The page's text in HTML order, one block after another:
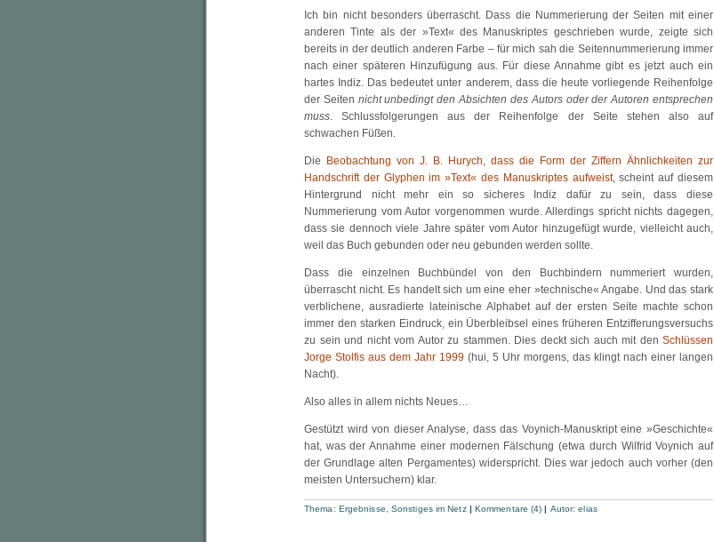
Ich bin nicht besonders überrascht. Dass die Nummerierung der Seiten mit einer
anderen Tinte als der »Text« des Manuskriptes geschrieben wurde, zeigte sich
bereits in der deutlich anderen Farbe – für mich sah die Seitennummerierung immer
nach einer späteren Hinzufügung aus. Für diese Annahme gibt es jetzt auch ein
hartes Indiz. Das bedeutet unter anderem, dass die heute vorliegende Reihenfolge
der Seiten nicht unbedingt den Absichten des Autors oder der Autoren entsprechen
muss. Schlussfolgerungen aus der Reihenfolge der Seite stehen also auf
schwachen Füßen.
Die
Beobachtung von J. B. Hurych, dass die Form der Ziffern Ähnlichkeiten zur
Handschrift der Glyphen im »Text« des Manuskriptes aufweist, scheint auf diesem
Hintergrund nicht mehr ein so sicheres Indiz dafür zu sein, dass diese
Nummerierung vom Autor vorgenommen wurde. Allerdings spricht nichts dagegen,
dass sie dennoch viele Jahre später vom Autor hinzugefügt wurde, vielleicht auch,
weil das Buch gebunden oder neu gebunden werden sollte.
Dass die einzelnen Buchbündel von den Buchbindern nummeriert wurden,
überrascht nicht. Es handelt sich um eine eher »technische« Angabe. Und das stark
verblichene, ausradierte lateinische Alphabet auf der ersten Seite machte schon
immer den starken Eindruck, ein Überbleibsel eines früheren Entzifferungsversuchs
zu sein und nicht vom Autor zu stammen. Dies deckt sich auch mit den Schlüssen
Jorge Stolfis aus dem Jahr 1999 (hui, 5 Uhr morgens, das klingt nach einer langen
Nacht).
Also alles in allem nichts Neues…
Gestützt wird von dieser Analyse, dass das Voynich-Manuskript eine »Geschichte«
hat, was der Annahme einer modernen Fälschung (etwa durch Wilfrid Voynich auf
der Grundlage alten Pergamentes) widerspricht. Dies war jedoch auch vorher (den
meisten Untersuchern) klar.
Thema: Ergebnisse Sonstiges im Netz | Kommentare (4) | Autor:elias